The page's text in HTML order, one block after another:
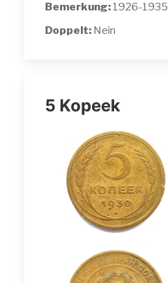
Bemerkung: 1926-1935
Doppelt: Nein
5 Kopeek